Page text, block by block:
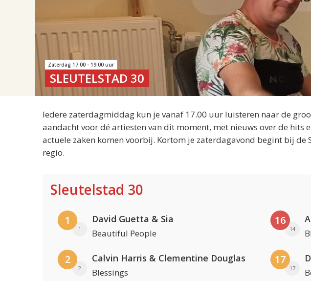
Zaterdag 17.00 - 19.00 uur
SLEUTELSTAD 30
Iedere zaterdagmiddag kun je vanaf 17.00 uur luisteren naar de
aandacht voor dé artiesten van dit moment, met nieuws over de hits
actuele zaken komen voorbij. Kortom je zaterdagavond begint bij de
regio.
Sleutelstad 30
1
1
David Guetta & Sia
Beautiful People
2
2
Calvin Harris & Clementine Douglas
Blessings
16
14
17
17